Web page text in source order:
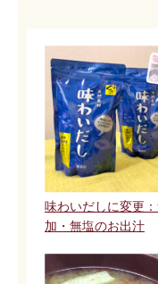
味わいだしに変更
加・無塩のお出汁